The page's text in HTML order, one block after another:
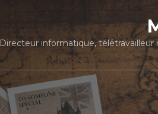
Directeur informatique,